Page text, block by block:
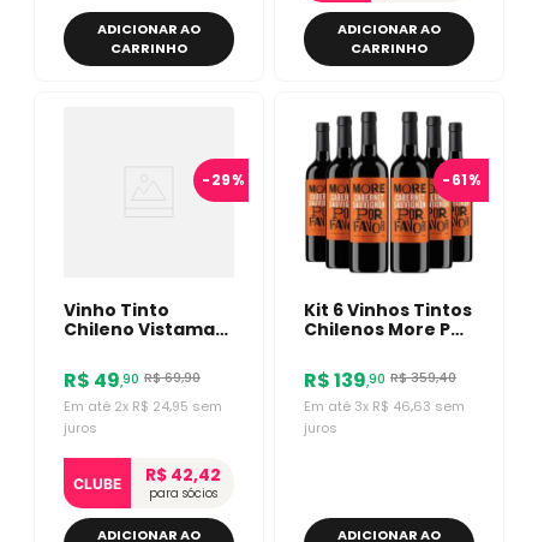
ADICIONAR AO
CARRINHO
ADICIONAR AO
CARRINHO
-29%
Vinho Tinto
Chileno Vistamar
Sauvignon 750ml
R$ 49,90 R$69,90
Em até 2x R$ 24,95 sem
juros
CLUBE R$ 42,42
para sócios
ADICIONAR AO
-61%
Kit 6 Vinhos Tintos
Chilenos More Por
Sauvignon
R$139,90 R$359,40
Em até 3x R$ 46,63 sem
juros
ADICIONAR AO